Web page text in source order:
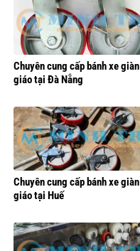
Chuyên cung cấp bánh xe giàn
giáo tại Đà Nẵng
Chuyên cung cấp bánh xe giàn
giáo tại Huế